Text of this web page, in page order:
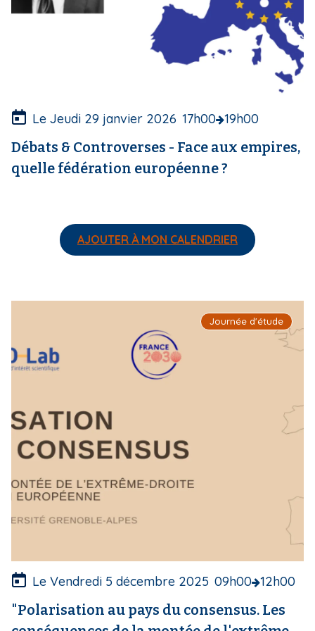
v
e
Le Jeudi 29 janvier 2026 17h00 19h00
Débats & Controverses - Face aux empires,
quelle fédération européenne ?
AJOUTER À MON CALENDRIER
Journée d'étude
g
e
c
o
v
e
r
e
Le Vendredi 5 décembre 2025 09h00 12h00
"Polarisation au pays du consensus. Les